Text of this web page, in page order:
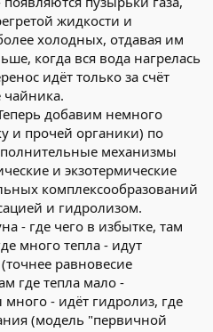
жидкости и
холодных, отдавая им
когда вся вода нагрелась
идёт только за счёт
чайника.
добавим немного
и прочей органики) по
механизмы
и экзотермические
комплексообразований
и гидролизом.
- где чего в избытке, там
много тепла - идут
равновесие
где тепла мало -
- идёт гидролиз, где
(модель "первичной